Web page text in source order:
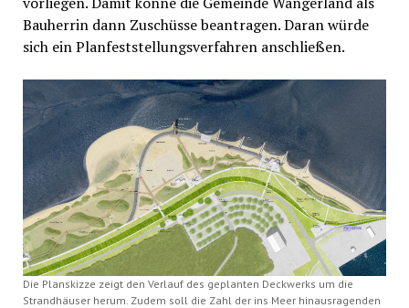
Bauherrin dann Zuschüsse beantragen. Daran würde
sich ein Planfeststellungsverfahren anschließen.
Die Planskizze zeigt den Verlauf des geplanten Deckwerks um die
Strandhäuser herum. Zudem soll die Zahl der ins Meer hinausragenden